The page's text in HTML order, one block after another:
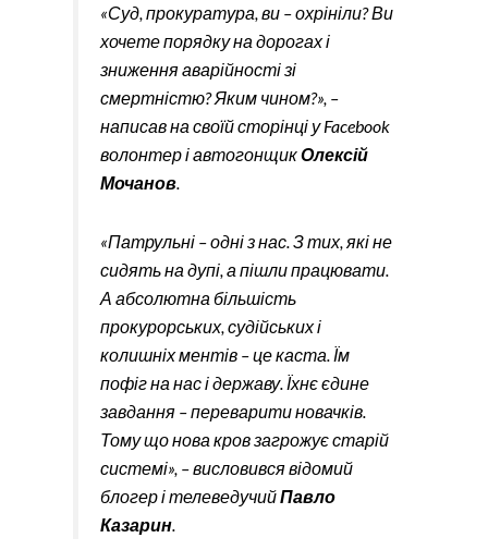
«Суд, прокуратура, ви – охрініли? Ви
хочете порядку на дорогах і
зниження аварійності зі
смертністю? Яким чином?», –
написав на своїй сторінці у Facebook
волонтер і автогонщикОлексій
Мочанов.
«Патрульні – одні з нас. З тих, які не
сидять на дупі, а пішли працювати.
А абсолютна більшість
прокурорських, судійських і
колишніх ментів – це каста. Їм
пофіг на нас і державу. Їхнє єдине
завдання – переварити новачків.
Тому що нова кров загрожує старій
системі», – висловився відомий
блогер і телеведучийПавло
Казарин.